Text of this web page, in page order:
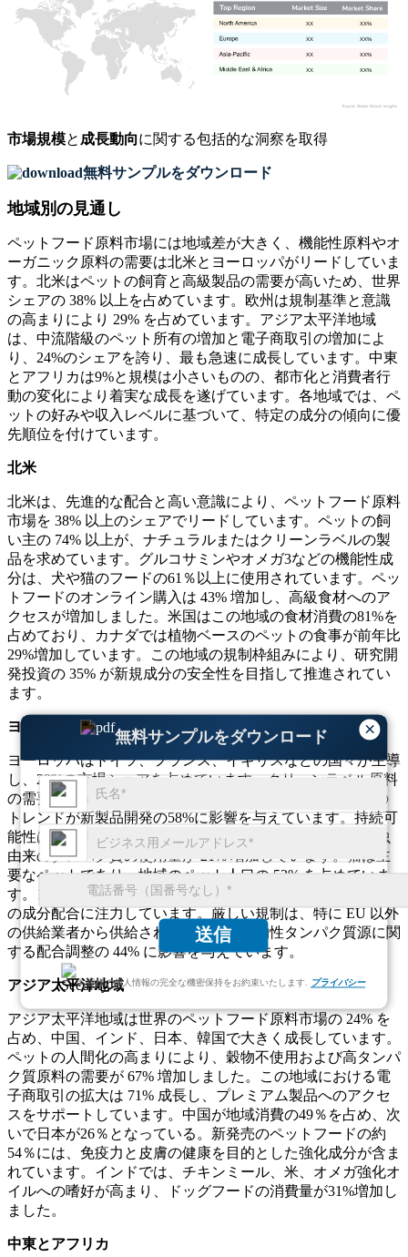
×
無料サンプルをダウンロード
送信
お客様の個人情報の完全な機密保持をお約束いたします. プライバシー
XX%
XX
XX%
XX
XX%
XX
XX%
XX
市場規模と 成長動向に関する包括的な洞察を取得
無料サンプルをダウンロード
地域別の見通し
ペットフード原料市場には地域差が大きく、機能性原料やオ
ーガニック原料の需要は北米とヨーロッパがリードしていま
す。北米はペットの飼育と高級製品の需要が高いため、世界
シェアの 38% 以上を占めています。欧州は規制基準と意識
の高まりにより 29% を占めています。アジア太平洋地域
は、中流階級のペット所有の増加と電子商取引の増加によ
り、24%のシェアを誇り、最も急速に成長しています。中東
とアフリカは9%と規模は小さいものの、都市化と消費者行
動の変化により着実な成長を遂げています。各地域では、ペ
ットの好みや収入レベルに基づいて、特定の成分の傾向に優
先順位を付けています。
北米
北米は、先進的な配合と高い意識により、ペットフード原料
市場を 38% 以上のシェアでリードしています。ペットの飼
い主の 74% 以上が、ナチュラルまたはクリーンラベルの製
品を求めています。グルコサミンやオメガ3などの機能性成
分は、犬や猫のフードの61％以上に使用されています。ペッ
トフードのオンライン購入は 43% 増加し、高級食材へのア
クセスが増加しました。米国はこの地域の食材消費の81%を
占めており、カナダでは植物ベースのペットの食事が前年比
29%増加しています。この地域の規制枠組みにより、研究開
発投資の 35% が新規成分の安全性を目指して推進されてい
ます。
ヨーロッパ
ヨーロッパはドイツ、フランス、イギリスなどの国々が主導
し、29%の市場シェアを占めています。クリーンラベル原料
の需要は46%増加しており、オーガニックおよび非GMOの
トレンドが新製品開発の58%に影響を与えています。持続可
能性は消費者の購入決定の 63% 以上に影響を及ぼし、昆虫
由来のタンパク質の使用量が 21% 増加しています。猫は主
要なペットであり、地域のペット人口の 53% を占めていま
す。ヨーロッパのブランドの約39％は、無添加かつ低刺激性
の成分配合に注力しています。厳しい規制は、特に EU 以外
の供給業者から供給される添加物や動物性タンパク質源に関
する配合調整の 44% に影響を与えています。
アジア太平洋地域
アジア太平洋地域は世界のペットフード原料市場の 24% を
占め、中国、インド、日本、韓国で大きく成長しています。
ペットの人間化の高まりにより、穀物不使用および高タンパ
ク質原料の需要が 67% 増加しました。この地域における電
子商取引の拡大は 71% 成長し、プレミアム製品へのアクセ
スをサポートしています。中国が地域消費の49％を占め、次
いで日本が26％となっている。新発売のペットフードの約
54％には、免疫力と皮膚の健康を目的とした強化成分が含ま
れています。インドでは、チキンミール、米、オメガ強化オ
イルへの嗜好が高まり、ドッグフードの消費量が31%増加し
ました。
中東とアフリカ